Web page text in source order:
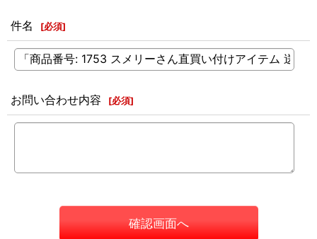
件名 [必須]
お問い合わせ内容 [必須]
確認画面へ